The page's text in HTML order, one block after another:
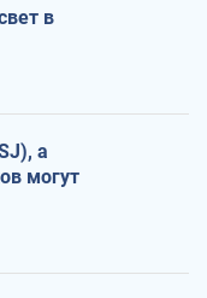
в
а
могут